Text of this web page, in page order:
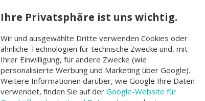
Beteiligungsmodell
FAQ für Startups
Companisto GmbH
Köpenicker Str. 154
10997 Berlin
Ihre Privatsphäre ist uns wichtig.
Wir und ausgewählte Dritte verwenden Cookies oder
ähnliche Technologien für technische Zwecke und, mit
Ihrer Einwilligung, für andere Zwecke (wie
personalisierte Werbung und Marketing über Google).
Weitere Informationen darüber, wie Google Ihre Daten
verwendet, finden Sie auf der Google-Website für